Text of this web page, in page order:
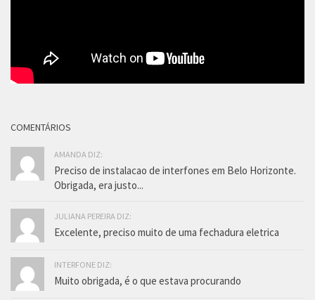
COMENTÁRIOS
AMANDA DIZ:
Preciso de instalacao de interfones em Belo Horizonte.
Obrigada, era justo...
JULIANA PEREIRA DIZ:
Excelente, preciso muito de uma fechadura eletrica
INTERFONE DIZ:
Muito obrigada, é o que estava procurando